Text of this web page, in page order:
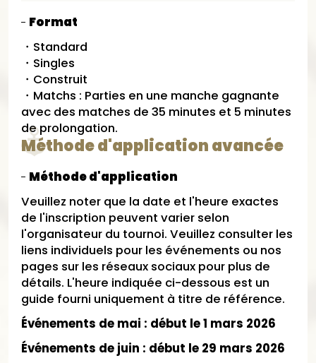
Format
・Standard
・Singles
・Construit
・Matchs : Parties en une manche gagnante
avec des matches de 35 minutes et 5 minutes
de prolongation.
Méthode d'application avancée
Méthode d'application
Veuillez noter que la date et l'heure exactes
de l'inscription peuvent varier selon
l'organisateur du tournoi. Veuillez consulter les
liens individuels pour les événements ou nos
pages sur les réseaux sociaux pour plus de
détails. L'heure indiquée ci-dessous est un
guide fourni uniquement à titre de référence.
Événements de mai : début le 1 mars 2026
Événements de juin : début le 29 mars 2026